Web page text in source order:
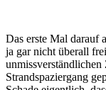
Das erste Mal darauf
ja gar nicht überall
Strandspaziergang